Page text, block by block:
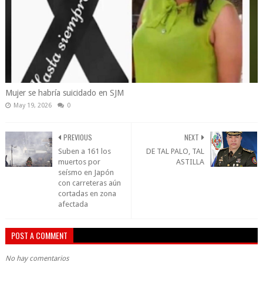
Mujer se habría suicidado en SJM
May 19, 2026 0
NEXT
DE TAL PALO, TAL
ASTILLA
PREVIOUS
Suben a 161 los
muertos por
seísmo en Japón
con carreteras aún
cortadas en zona
afectada
POST A COMMENT
No hay comentarios